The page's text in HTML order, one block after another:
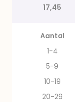
17,45
Aantal
1-4
5-9
10-19
20-29